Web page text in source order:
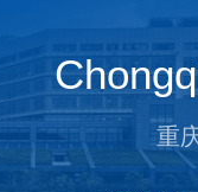
重